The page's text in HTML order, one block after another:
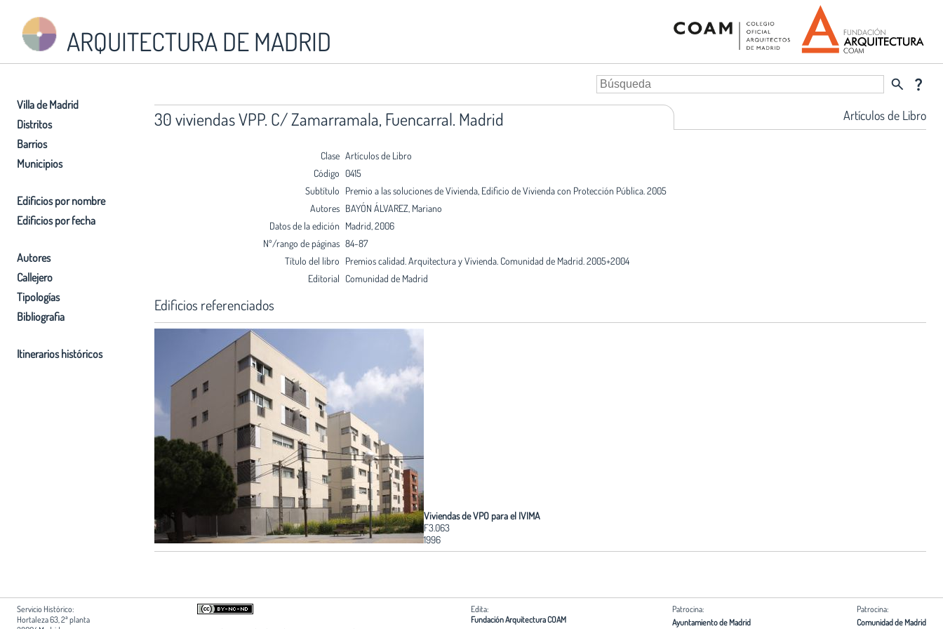
ARQUITECTURA DE MADRID
Villa de Madrid
Distritos
Barrios
Municipios
Edificios por nombre
Edificios por fecha
Autores
Callejero
Tipologías
Bibliografia
Itinerarios históricos
search question_mark
30 viviendas VPP. C/ Zamarramala, Fuencarral. Madrid Artículos de Libro
Clase Artículos de Libro
Código 0415
Subtítulo Premio a las soluciones de Vivienda, Edificio de Vivienda con Protección Pública. 2005
Autores BAYÓN ÁLVAREZ, Mariano
Datos de la edición Madrid, 2006
Nº/rango de páginas 84-87
Título del libro Premios calidad. Arquitectura y Vivienda. Comunidad de Madrid. 2005+2004
Editorial Comunidad de Madrid
Edificios referenciados
Viviendas de VPO para el IVIMA
F3.063
1996
Servicio Histórico:
Hortaleza 63, 2ª planta
Edita:
Fundación Arquitectura COAM
Patrocina:
Ayuntamiento de Madrid
Patrocina:
Comunidad de Madrid